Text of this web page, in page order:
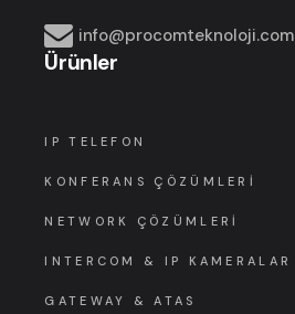
info@procomteknoloji.com
Ürünler
IP TELEFON
KONFERANS ÇÖZÜMLERI
NETWORK ÇÖZÜMLERI
INTERCOM & IP KAMERALAR
GATEWAY & ATAS